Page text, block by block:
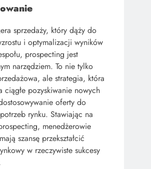
sprzedaży, który dąży do
i optymalizacji wyników
prospecting jest
narzędziem. To nie tylko
ale strategia, która
ciągłe pozyskiwanie nowych
oferty do
rynku. Stawiając na
menedżerowie
szansę przekształcić
w rzeczywiste sukcesy